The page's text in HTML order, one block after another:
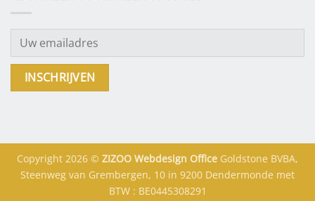
Copyright 2026 © ZIZOO Webdesign Office Goldstone BVBA,
Steenweg van Grembergen, 10 in 9200 Dendermonde met
BTW : BE0445308291